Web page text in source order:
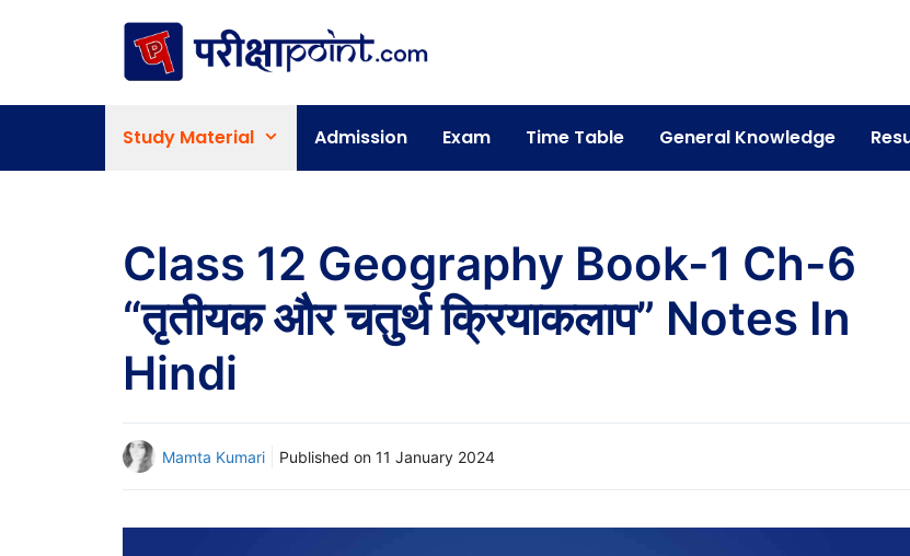
Study Material Admission Exam Time Table General Knowledge
Class 12 Geography Book-1 Ch-6
“तृतीयक और चतुर्थ क्रियाकलाप” Notes In
Hindi
Mamta Kumari Published on 11 January 2024